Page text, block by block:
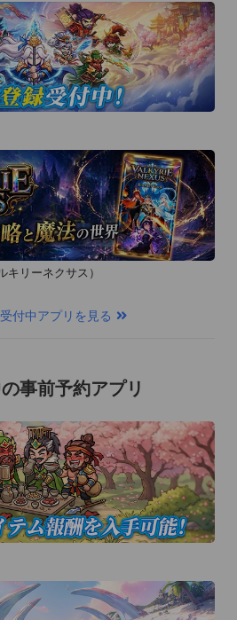
リーネクサス）
付中アプリを見る
事前予約アプリ